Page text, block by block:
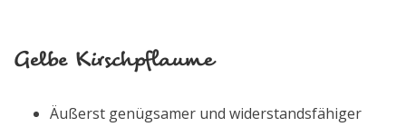
Gelbe Kirschpflaume
Äußerst genügsamer und widerstandsfähiger